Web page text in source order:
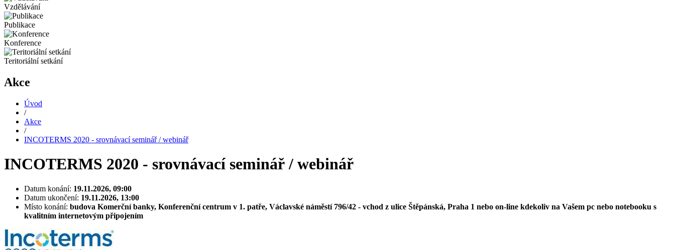
Vzdělávání
Publikace
Konference
Teritoriální setkání
Akce
Úvod
/
Akce
/
INCOTERMS 2020 - srovnávací seminář / webinář
INCOTERMS 2020 - srovnávací seminář / webinář
Datum konání: 19.11.2026, 09:00
Datum ukončení: 19.11.2026, 13:00
Místo konání: budova Komerční banky, Konferenční centrum v 1. patře, Václavské náměstí 796/42 - vchod z ulice Štěpánská, Praha 1 nebo on-line kdekoliv na Vašem pc nebo notebooku s
kvalitním internetovým připojením